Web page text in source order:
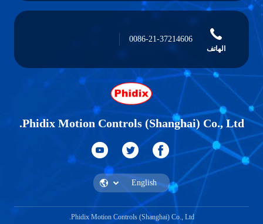
الهاتف
0086-21-37214606
Phidix Motion Controls (Shanghai) Co., Ltd.
Phidix Motion Controls (Shanghai) Co., Ltd.